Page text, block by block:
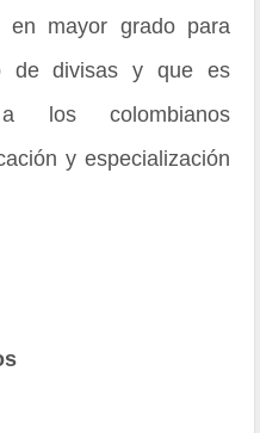
en mayor grado para
de divisas y que es
los colombianos
y especialización